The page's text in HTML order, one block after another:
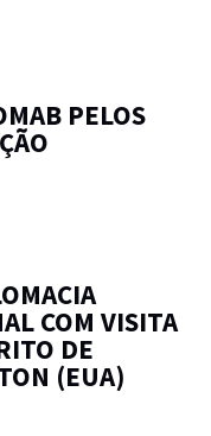
PELOS
COM VISITA
DE
(EUA)